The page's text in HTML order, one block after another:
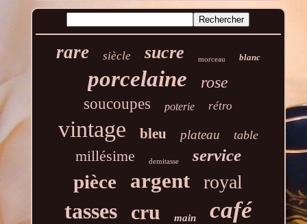
rare siècle sucre morceau blanc
porcelaine rose
soucoupes poterie rétro
vintage bleu plateau table
millésime demitasse service
pièce argent royal
tasses cru main café